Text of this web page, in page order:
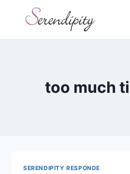
too much
SERENDIPITY RESPONDE